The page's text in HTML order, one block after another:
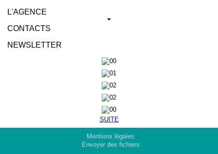
L'AGENCE
CONTACTS
NEWSLETTER
SUITE
Mentions légales
Envoyer des fichiers